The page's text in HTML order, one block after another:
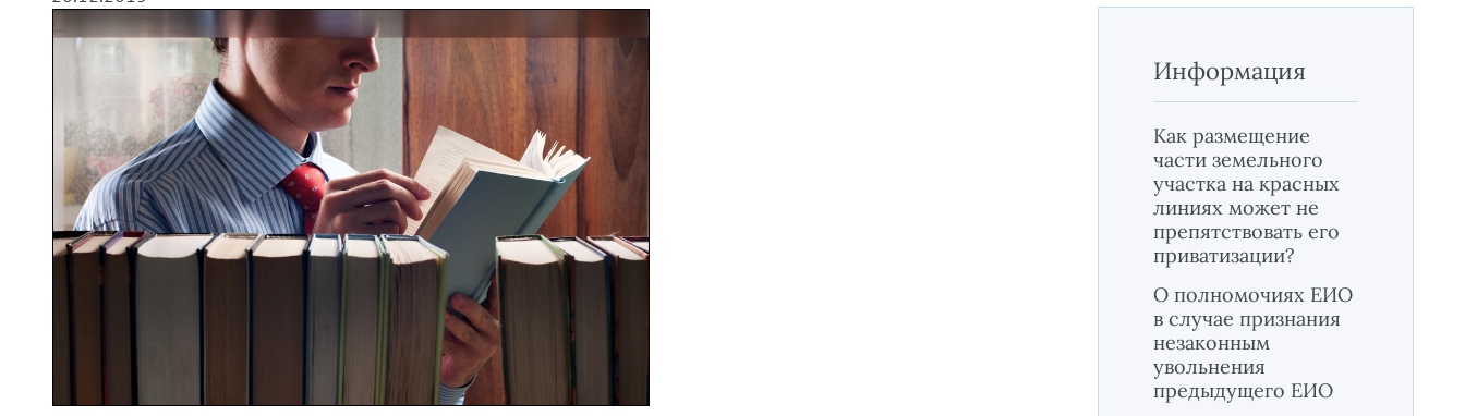
Информация
Как размещение
части земельного
участка на красных
линиях может не
препятствовать его
приватизации?
О полномочиях ЕИО
в случае признания
незаконным
увольнения
предыдущего ЕИО